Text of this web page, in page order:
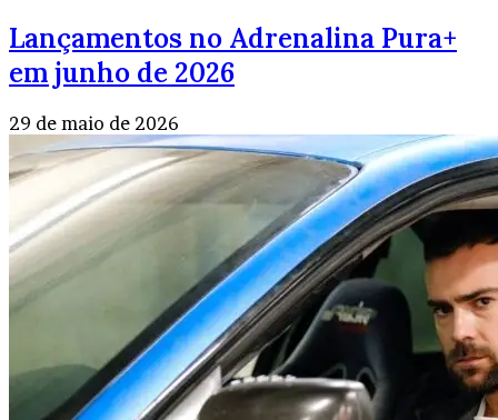
Lançamentos no Adrenalina Pura+
em junho de 2026
29 de maio de 2026